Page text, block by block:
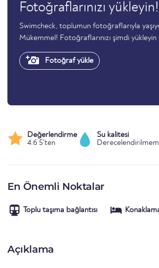
Fotoğraflarınızı yükleyin!
Swimcheck, toplumun fotoğraflarıyla
Mükemmel! Fotoğraflarınızı şimdi
Fotoğraf yükle
Değerlendirme
4.6 5'ten
Su kalitesi
En Önemli Noktalar
Toplu taşıma bağlantısı
Açıklama